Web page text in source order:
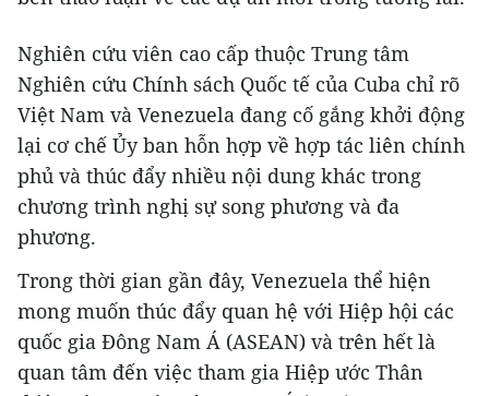
Nghiên cứu viên cao cấp thuộc Trung tâm
Nghiên cứu Chính sách Quốc tế của Cuba chỉ rõ
Việt Nam và Venezuela đang cố gắng khởi động
lại cơ chế Ủy ban hỗn hợp về hợp tác liên chính
phủ và thúc đẩy nhiều nội dung khác trong
chương trình nghị sự song phương và đa
phương.
Trong thời gian gần đây, Venezuela thể hiện
mong muốn thúc đẩy quan hệ với Hiệp hội các
quốc gia Đông Nam Á (ASEAN) và trên hết là
quan tâm đến việc tham gia Hiệp ước Thân